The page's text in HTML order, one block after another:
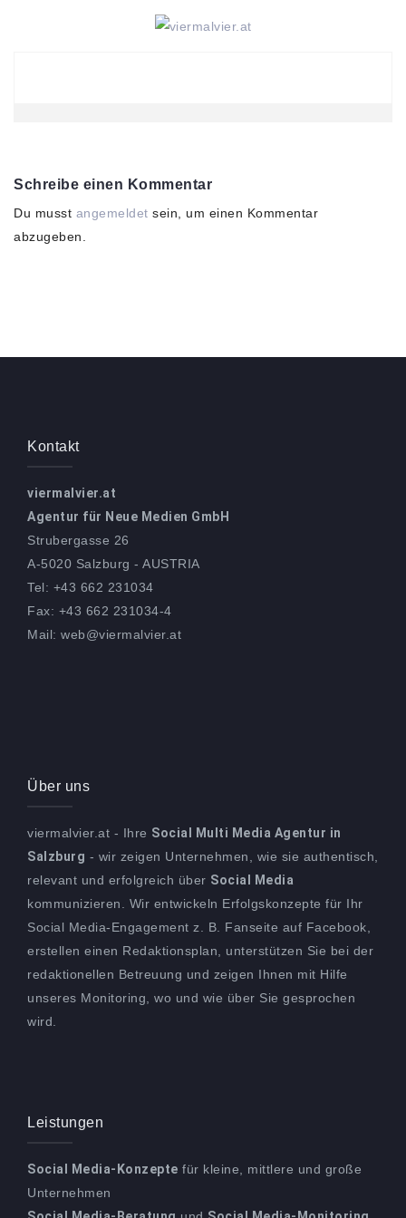
Schreibe einen Kommentar
Du musst angemeldet sein, um einen Kommentar
abzugeben.
Kontakt
viermalvier.at
Agentur für Neue Medien GmbH
Strubergasse 26
A-5020 Salzburg - AUSTRIA
Tel: +43 662 231034
Fax: +43 662 231034-4
Mail: web@viermalvier.at
Über uns
viermalvier.at - Ihre Social Multi Media Agentur in
Salzburg - wir zeigen Unternehmen, wie sie authentisch,
relevant und erfolgreich über Social Media
kommunizieren. Wir entwickeln Erfolgskonzepte für Ihr
Social Media-Engagement z. B. Fanseite auf Facebook,
erstellen einen Redaktionsplan, unterstützen Sie bei der
redaktionellen Betreuung und zeigen Ihnen mit Hilfe
unseres Monitoring, wo und wie über Sie gesprochen
wird.
Leistungen
Social Media-Konzepte für kleine, mittlere und große
Unternehmen